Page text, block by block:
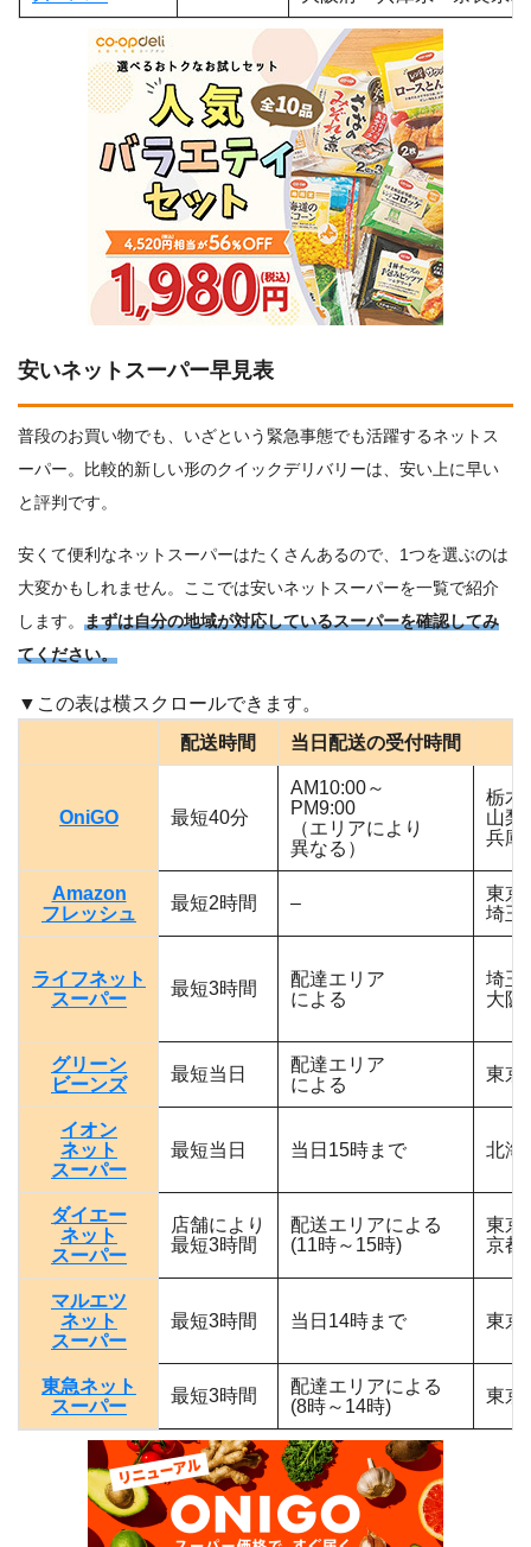
安いネットスーパー早見表
普段のお買い物でも、いざという緊急事態でも活躍するネットス
ーパー。比較的新しい形のクイックデリバリーは、安い上に早い
と評判です。
安くて便利なネットスーパーはたくさんあるので、1つを選ぶのは
大変かもしれません。ここでは安いネットスーパーを一覧で紹介
します。 まずは自分の地域が対応しているスーパーを確認してみ
てください。
配送時間 当日配送の受付時間
OniGO 最短40分
AM10:00～
PM9:00
（エリアにより
異なる）
栃木
山梨
兵庫
Amazon
フレッシュ
最短2時間 –
東京
埼玉
ライフネット
スーパー
最短3時間
配達エリア
による
埼玉
大阪
グリーン
ビーンズ
最短当日
配達エリア
による
東京
イオン
ネット
スーパー
最短当日 当日15時まで 北海
ダイエー
ネット
スーパー
店舗により
最短3時間
配送エリアによる
(11時～15時)
東京
京都
マルエツ
ネット
スーパー
最短3時間 当日14時まで 東京
東急ネット
スーパー
最短3時間
配達エリアによる
(8時～14時)
東京